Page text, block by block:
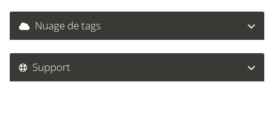
Nuage de tags
Support